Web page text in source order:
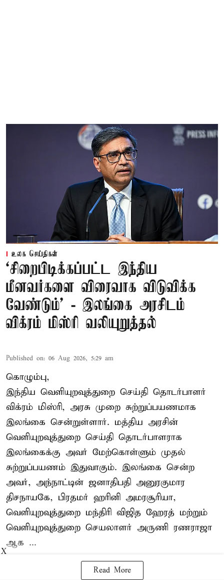
உலக செய்திகள்
‘சிறைபிடிக்கப்பட்ட இந்திய
மீனவர்களை விரைவாக விடுவிக்க
வேண்டும்' - இலங்கை அரசிடம்
விக்ரம் மிஸ்ரி வலியுறுத்தல்
Published on: 06 Aug 2026, 5:29 am
கொழும்பு,
இந்திய வெளியுறவுத்துறை செய்தி தொடர்பாளர்
விக்ரம் மிஸ்ரி, அரசு முறை சுற்றுப்பயணமாக
இலங்கை சென்றுள்ளார். மத்திய அரசின்
வெளியுறவுத்துறை செய்தி தொடர்பாளராக
இலங்கைக்கு அவர் மேற்கொள்ளும் முதல்
சுற்றுப்பயணம் இதுவாகும். இலங்கை சென்ற
அவர், அந்நாட்டின் ஜனாதிபதி அனுரகுமார
திசநாயகே, பிரதமர் ஹரினி அமரசூரியா,
வெளியுறவுத்துறை மந்திரி விஜித ஹேரத் மற்றும்
வெளியுறவுத்துறை செயலாளர் அருணி ரணராஜா
ஆக ...
Read More
X